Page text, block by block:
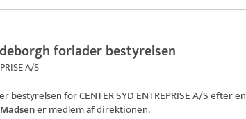
forlader bestyrelsen
A/S
bestyrelsen forCENTER SYD ENTREPRISE A/Sefter en
er medlem af direktionen.